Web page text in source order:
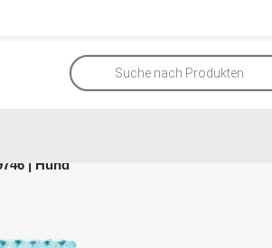
| Hund